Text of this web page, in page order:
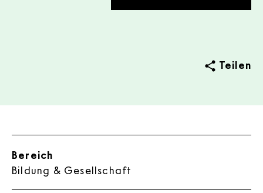
Teilen
Bereich
Bildung & Gesellschaft